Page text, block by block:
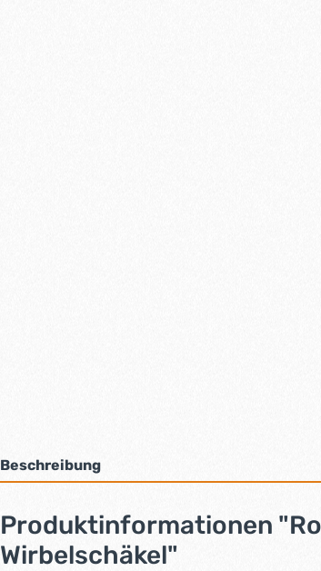
Beschreibung
Produktinformationen
Wirbelschäkel"